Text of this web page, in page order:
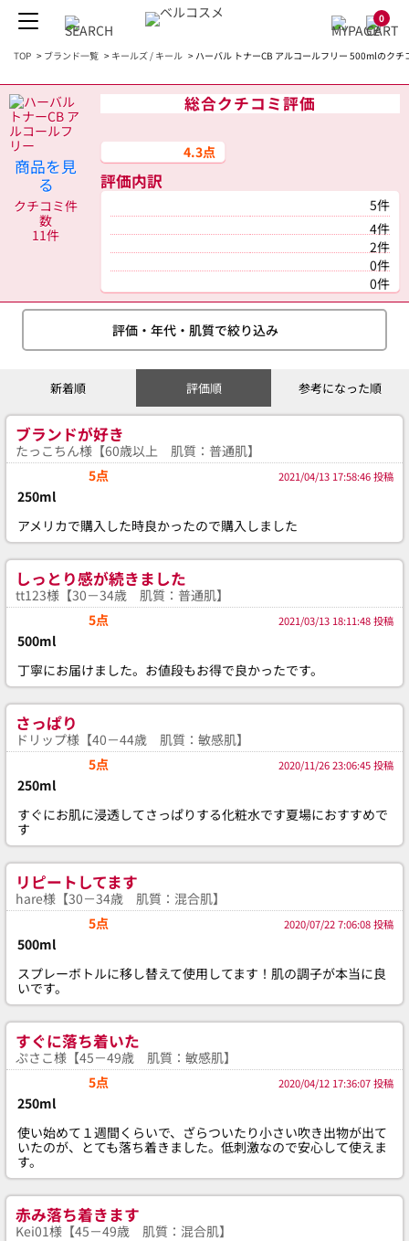
0
TOP > ブランド一覧 > キールズ / キール > ハーバル トナーCB アルコールフリー 500mlのクチ
商品を見
る
クチコミ件
数
11件
総合クチコミ評価
4.3点
評価内訳
5件
4件
2件
0件
0件
評価・年代・肌質で絞り込み
新着順 評価順 参考になった順
ブランドが好き
たっこちん様【60歳以上 肌質：普通肌】
5点
2021/04/13 17:58:46 投稿
250ml
アメリカで購入した時良かったので購入しました
しっとり感が続きました
tt123様【30－34歳 肌質：普通肌】
5点
2021/03/13 18:11:48 投稿
500ml
丁寧にお届けました。お値段もお得で良かったです。
さっぱり
ドリップ様【40－44歳 肌質：敏感肌】
5点
2020/11/26 23:06:45 投稿
250ml
すぐにお肌に浸透してさっぱりする化粧水です夏場におすすめで
す
リピートしてます
hare様【30－34歳 肌質：混合肌】
5点
2020/07/22 7:06:08 投稿
500ml
スプレーボトルに移し替えて使用してます！肌の調子が本当に良
いです。
すぐに落ち着いた
ぷさこ様【45－49歳 肌質：敏感肌】
5点
2020/04/12 17:36:07 投稿
250ml
使い始めて１週間くらいで、ざらついたり小さい吹き出物が出て
いたのが、とても落ち着きました。低刺激なので安心して使えま
す。
赤み落ち着きます
Kei01様【45－49歳 肌質：混合肌】